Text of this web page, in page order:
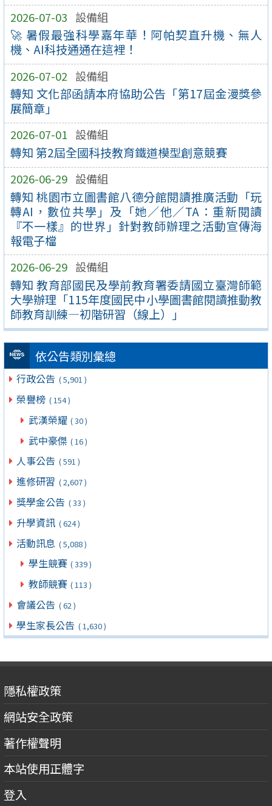
2026-07-03 設備組
🚀 暑假最強科學嘉年華！阿帕契直升機、無人
機、AI科技通通在這裡！
2026-07-02 設備組
轉知 文化部函請本府協助公告「第17屆金漫獎參
展簡章」
2026-07-01 設備組
轉知 第2屆全國科技教育鐵道模型創意競賽
2026-06-29 設備組
轉知 桃園市立圖書館八德分館閱讀推廣活動「玩
轉AI，數位共學」及「她／他／TA：重新閱讀
『不一樣』的世界」針對教師辦理之活動宣傳海
報電子檔
2026-06-29 設備組
轉知 教育部國民及學前教育署委請國立臺灣師範
大學辦理「115年度國民中小學圖書館閱讀推動教
師教育訓練—初階研習（線上）」
依公告類別彙總
行政公告 ( 5,901 )
榮譽榜 ( 154 )
武漢榮耀 ( 30 )
武中豪傑 ( 16 )
人事公告 ( 591 )
進修研習 ( 2,607 )
獎學金公告 ( 33 )
升學資訊 ( 624 )
活動訊息 ( 5,088 )
學生競賽 ( 339 )
教師競賽 ( 113 )
會議公告 ( 62 )
學生家長公告 ( 1,630 )
隱私權政策
網站安全政策
著作權聲明
本站使用正體字
登入